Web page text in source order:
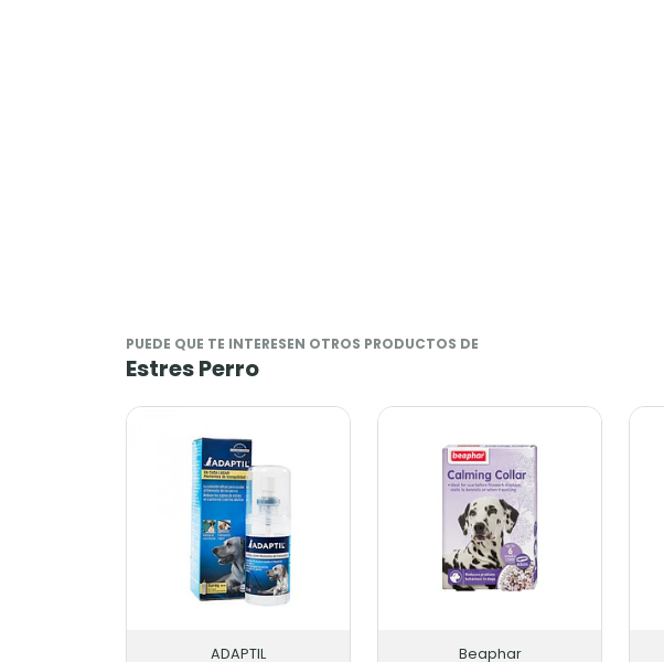
PUEDE QUE TE INTERESEN OTROS PRODUCTOS DE
Estres Perro